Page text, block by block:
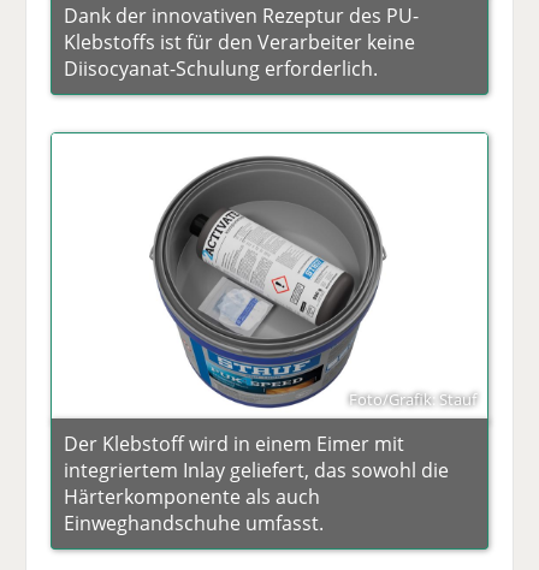
Dank der innovativen Rezeptur des PU-
Klebstoffs ist für den Verarbeiter keine
Diisocyanat-Schulung erforderlich.
Foto/Grafik: Stauf
Der Klebstoff wird in einem Eimer mit
integriertem Inlay geliefert, das sowohl die
Härterkomponente als auch
Einweghandschuhe umfasst.